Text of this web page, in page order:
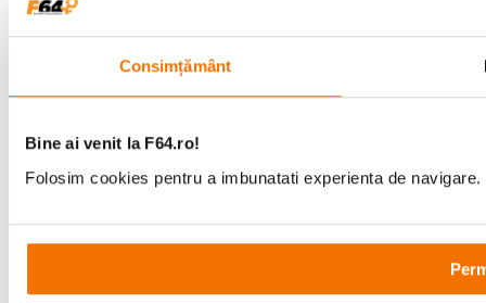
Consimțământ
Bine ai venit la F64.ro!
Folosim cookies pentru a imbunatati experienta de